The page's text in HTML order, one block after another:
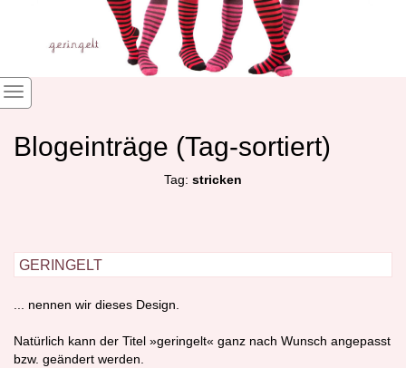
Blogeinträge (Tag-sortiert)
Tag: stricken
geringelt
... nennen wir dieses Design.
Natürlich kann der Titel »geringelt« ganz nach Wunsch angepasst
bzw. geändert werden.